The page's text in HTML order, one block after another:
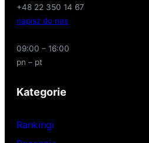
+48 22 350 14 67
napisz do nas
09:00 – 16:00
pn – pt
Kategorie
Rankingi